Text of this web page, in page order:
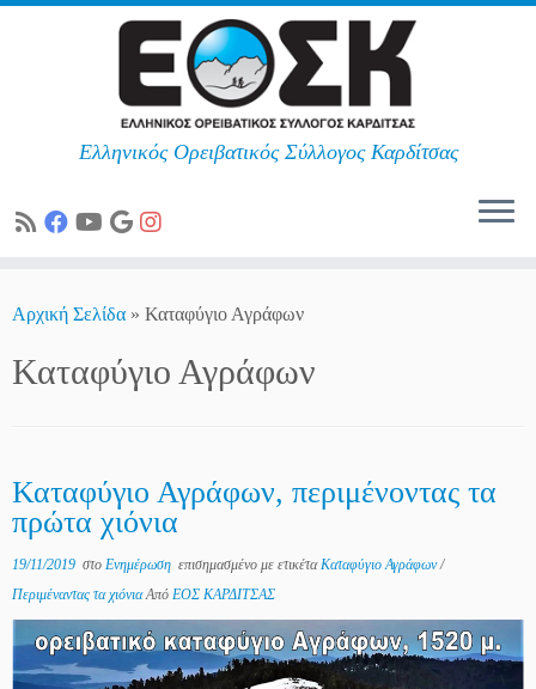
Ελληνικός Ορειβατικός Σύλλογος Καρδίτσας
Αρχική Σελίδα » Καταφύγιο Αγράφων
Καταφύγιο Αγράφων
Καταφύγιο Αγράφων, περιμένοντας τα
πρώτα χιόνια
19/11/2019 στο Ενημέρωση επισημασμένο με ετικέταΚαταφύγιο Αγράφων/
Περιμέναντας τα χιόνιαΑπό ΕΟΣ ΚΑΡΔΙΤΣΑΣ